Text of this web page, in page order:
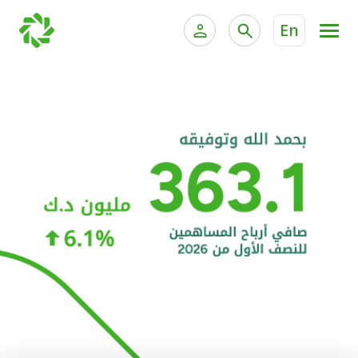
En
الخدمات المصرفية الإلكترونية للشركات
خدمة "بيتك" للتداول الإلكتروني
الحسابات المصرفية
البطاقات
"برامج العملاء"